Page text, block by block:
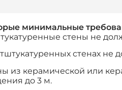
минимальные
стены не
стенах не
из керамической или
до 3 м.